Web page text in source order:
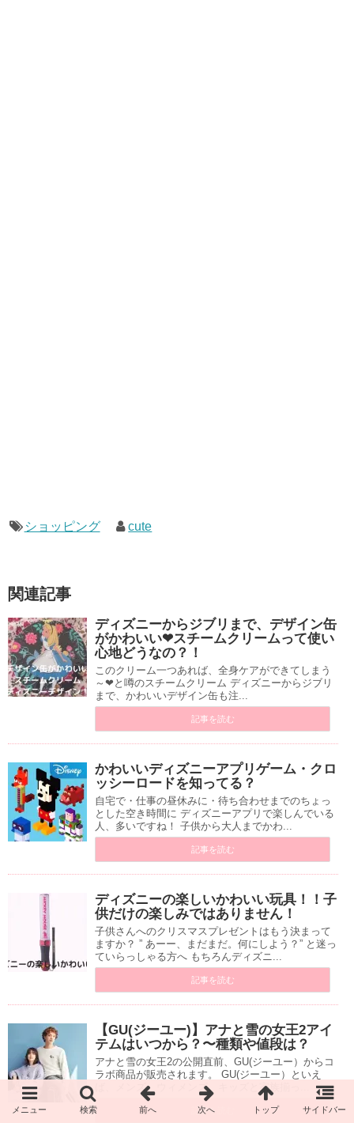
ショッピング cute
関連記事
ディズニーからジブリまで、デザイン缶
がかわいい❤︎スチームクリームって使い
心地どうなの？！
このクリーム一つあれば、全身ケアができてしまう
～❤︎と噂のスチームクリーム ディズニーからジブリ
まで、かわいいデザイン缶も注...
記事を読む
かわいいディズニーアプリゲーム・クロ
ッシーロードを知ってる？
自宅で・仕事の昼休みに・待ち合わせまでのちょっ
とした空き時間に ディズニーアプリで楽しんでいる
人、多いですね！ 子供から大人までかわ...
記事を読む
ディズニーの楽しいかわいい玩具！！子
供だけの楽しみではありません！
子供さんへのクリスマスプレゼントはもう決まって
ますか？ ” あーー、まだまだ。何にしよう？” と迷っ
ていらっしゃる方へ もちろんディズニ...
記事を読む
【GU(ジーユー)】アナと雪の女王2アイ
テムはいつから？〜種類や値段は？
アナと雪の女王2の公開直前、GU(ジーユー）からコ
ラボ商品が販売されます。 GU(ジーユー）といえ
ば、メンズ、ウィメンズ、キッズと家族揃っ...
記事を読む